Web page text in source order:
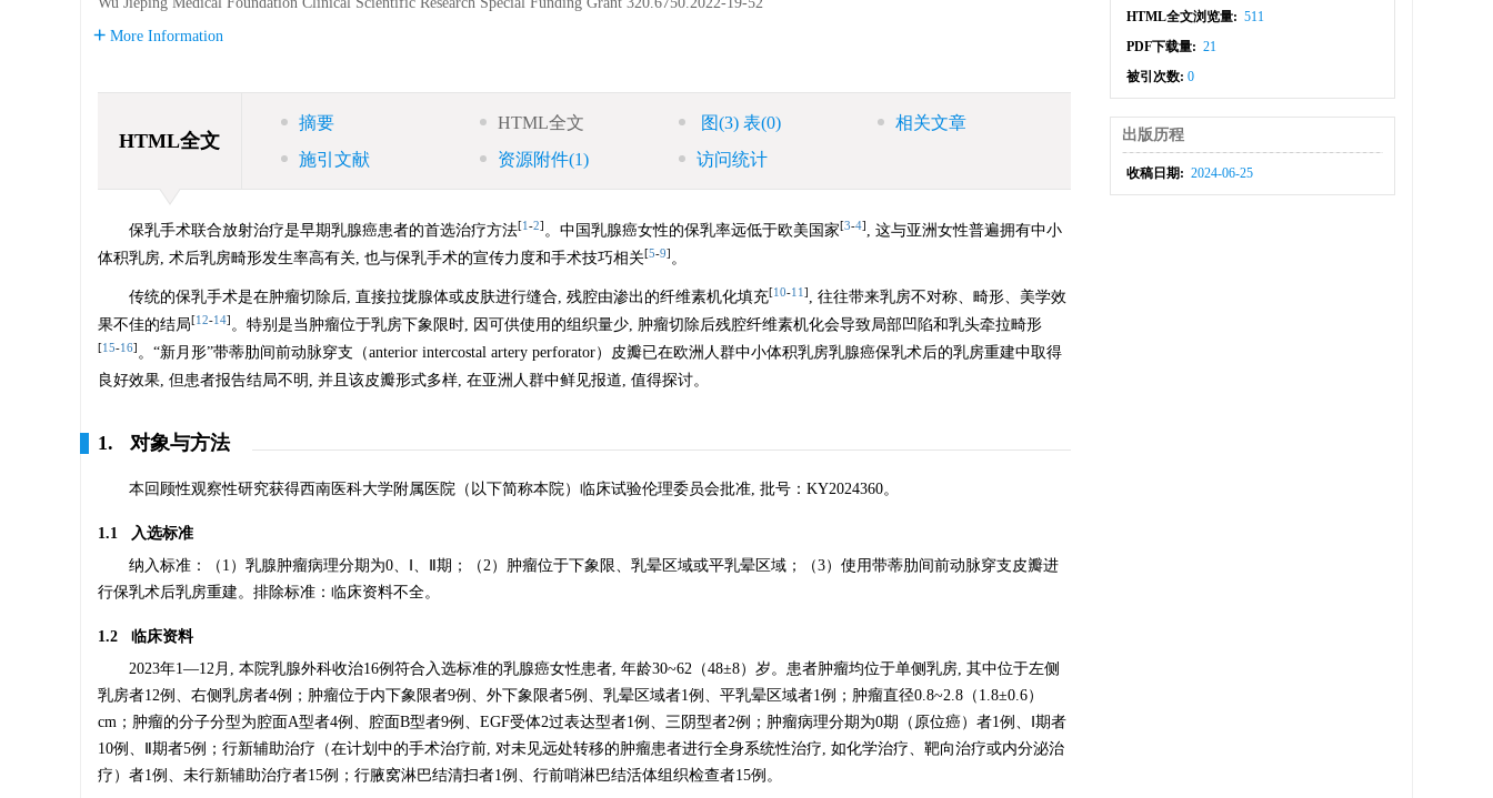
More Information
HTML全文
摘要 HTML全文 图(3) 表(0)
相关文章
施引文献
资源附件(1) 访问统计
保乳手术联合放射治疗是早期乳腺癌患者的首选治疗方法[1 -2] 。中国乳腺癌女性的保乳率远低于欧美国家[3-4] , 这与亚洲女性普遍拥有中小
体积乳房, 术后乳房畸形发生率高有关, 也与保乳手术的宣传力度和手术技巧相关[5-9] 。
传统的保乳手术是在肿瘤切除后, 直接拉拢腺体或皮肤进行缝合, 残腔由渗出的纤维素机化填充[10-11 ] , 往往带来乳房不对称、畸形、美学效
果不佳的结局[12-14] 。特别是当肿瘤位于乳房下象限时, 因可供使用的组织量少, 肿瘤切除后残腔纤维素机化会导致局部凹陷和乳头牵拉畸形
[15-16] 。“新月形”带蒂肋间前动脉穿支（anterior intercostal artery perforator）皮瓣已在欧洲人群中小体积乳房乳腺癌保乳术后的乳房重建中取得
良好效果, 但患者报告结局不明, 并且该皮瓣形式多样, 在亚洲人群中鲜见报道, 值得探讨。
1. 对象与方法
本回顾性观察性研究获得西南医科大学附属医院（以下简称本院）临床试验伦理委员会批准, 批号：KY2024360。
1.1 入选标准
纳入标准：（1）乳腺肿瘤病理分期为0、Ⅰ、Ⅱ期；（2）肿瘤位于下象限、乳晕区域或平乳晕区域；（3）使用带蒂肋间前动脉穿支皮瓣进
行保乳术后乳房重建。排除标准：临床资料不全。
1.2 临床资料
2023年1—12月, 本院乳腺外科收治16例符合入选标准的乳腺癌女性患者, 年龄30~62（48±8）岁。患者肿瘤均位于单侧乳房, 其中位于左侧
乳房者12例、右侧乳房者4例；肿瘤位于内下象限者9例、外下象限者5例、乳晕区域者1例、平乳晕区域者1例；肿瘤直径0.8~2.8（1.8±0.6）
cm；肿瘤的分子分型为腔面A型者4例、腔面B型者9例、EGF受体2过表达型者1例、三阴型者2例；肿瘤病理分期为0期（原位癌）者1例、Ⅰ期者
10例、Ⅱ期者5例；行新辅助治疗（在计划中的手术治疗前, 对未见远处转移的肿瘤患者进行全身系统性治疗, 如化学治疗、靶向治疗或内分泌治
疗）者1例、未行新辅助治疗者15例；行腋窝淋巴结清扫者1例、行前哨淋巴结活体组织检查者15例。
HTML全文浏览量: 511
PDF下载量: 21
被引次数:0
出版历程
收稿日期: 2024-06-25